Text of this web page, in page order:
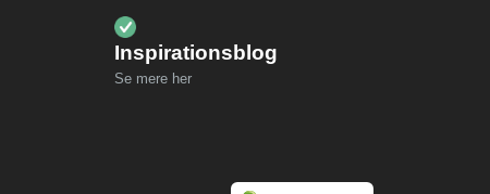
Inspirationsblog
Se mere her